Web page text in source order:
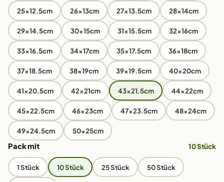
25x12.5cm 26x13cm 27x13.5cm 28x14cm
29x14.5cm 30x15cm 31x15.5cm 32x16cm
33x16.5cm 34x17cm 35x17.5cm 36x18cm
37x18.5cm 38x19cm 39x19.5cm 40x20cm
41x20.5cm 42x21cm 43x21.5cm 44x22cm
45x22.5cm 46x23cm 47x23.5cm 48x24cm
49x24.5cm 50x25cm
Pack mit 10 Stück
1 Stück 10 Stück 25 Stück 50 Stück